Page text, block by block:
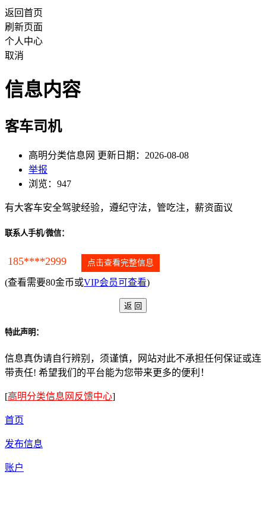
返回首页
刷新页面
个人中心
取消
信息内容
客车司机
高明分类信息网 更新日期：2026-08-08
举报
浏览：947
有大客车安全驾驶经验，遵纪守法，管吃注，薪资面议
联系人手机/微信：
185****2999 点击查看完整信息
(查看需要80金币或VIP会员可查看)
特此声明：
信息真伪请自行辨别，须谨慎，网站对此不承担任何保证或连
带责任! 希望我们的平台能为您带来更多的便利！
[高明分类信息网反馈中心]
首页
发布信息
账户